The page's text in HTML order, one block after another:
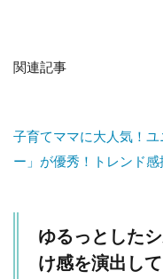
関連記事
子育てママに大人気！
ー」が優秀！トレンド
ゆるっとした
け感を演出し